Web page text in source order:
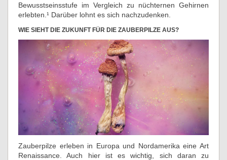
Bewusstseinsstufe im Vergleich zu nüchternen Gehirnen
erlebten.¹ Darüber lohnt es sich nachzudenken.
WIE SIEHT DIE ZUKUNFT FÜR DIE ZAUBERPILZE AUS?
Zauberpilze erleben in Europa und Nordamerika eine Art
Renaissance. Auch hier ist es wichtig, sich daran zu